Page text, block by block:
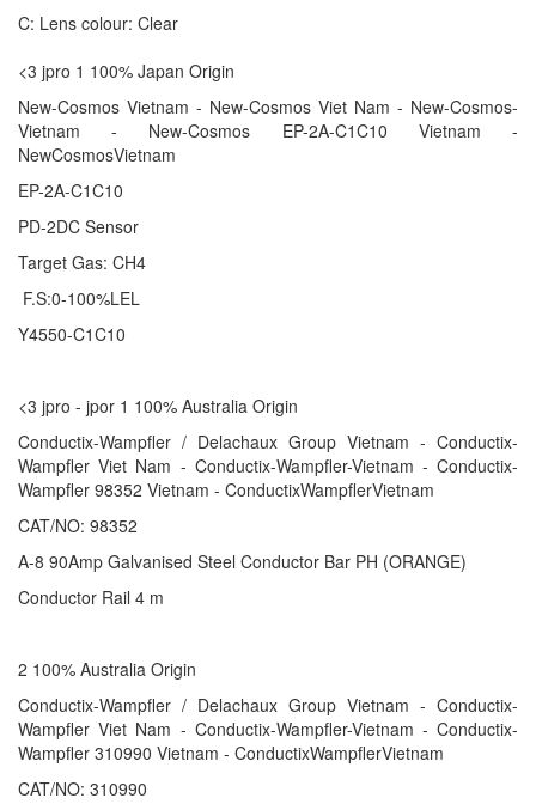
C: Lens colour: Clear
<3 jpro 1 100% Japan Origin
New-Cosmos Vietnam - New-Cosmos Viet Nam - New-Cosmos-
Vietnam - New-Cosmos EP-2A-C1C10 Vietnam -
NewCosmosVietnam
EP-2A-C1C10
PD-2DC Sensor
Target Gas: CH4
F.S:0-100%LEL
Y4550-C1C10
<3 jpro - jpor 1 100% Australia Origin
Conductix-Wampfler / Delachaux Group Vietnam - Conductix-
Wampfler Viet Nam - Conductix-Wampfler-Vietnam - Conductix-
Wampfler 98352 Vietnam - ConductixWampflerVietnam
CAT/NO: 98352
A-8 90Amp Galvanised Steel Conductor Bar PH (ORANGE)
Conductor Rail 4 m
2 100% Australia Origin
Conductix-Wampfler / Delachaux Group Vietnam - Conductix-
Wampfler Viet Nam - Conductix-Wampfler-Vietnam - Conductix-
Wampfler 310990 Vietnam - ConductixWampflerVietnam
CAT/NO: 310990